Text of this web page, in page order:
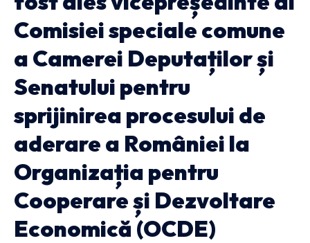
Comisiei speciale comune
a Camerei Deputaților și
Senatului pentru
sprijinirea procesului de
aderare a României la
Organizația pentru
Cooperare și Dezvoltare
Economică (OCDE)